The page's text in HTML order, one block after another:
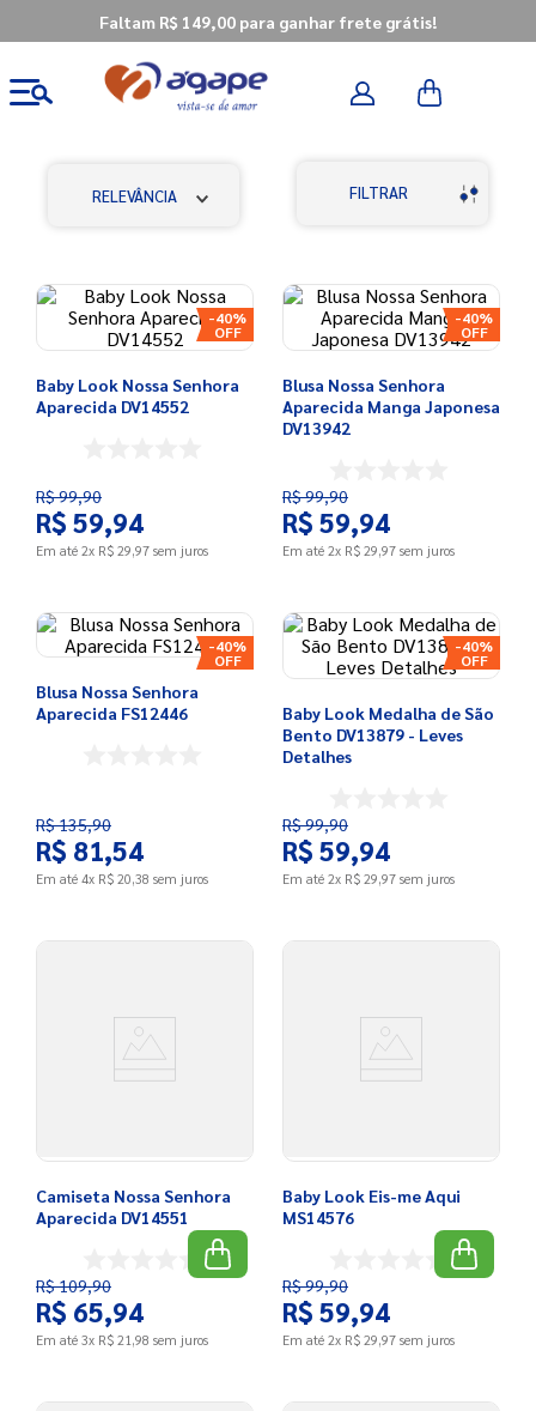
Faltam R$ 149,00 para ganhar frete grátis!
RELEVÂNCIA FILTRAR
-40%
Baby Look Nossa Senhora
Aparecida DV14552
R$99,90
R$ 59,94
Em até 2x R$ 29,97 sem juros
-40%
Blusa Nossa Senhora
Aparecida Manga Japonesa
DV13942
R$99,90
R$ 59,94
Em até 2x R$ 29,97 sem juros
-40%
Blusa Nossa Senhora
Aparecida FS12446
R$135,90
R$ 81,54
Em até 4x R$ 20,38 sem juros
-40%
Baby Look Medalha de São
Bento DV13879 - Leves
Detalhes
R$99,90
R$ 59,94
Em até 2x R$ 29,97 sem juros
Camiseta Nossa Senhora
Aparecida DV14551
R$109,90
R$ 65,94
Em até 3x R$ 21,98 sem juros
Baby Look Eis-me Aqui
MS14576
R$99,90
R$ 59,94
Em até 2x R$ 29,97 sem juros